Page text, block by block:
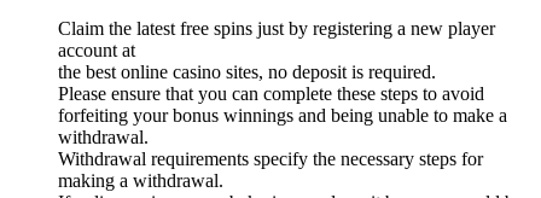
Claim the latest free spins just by registering a new player
account at
the best online casino sites, no deposit is required.
Please ensure that you can complete these steps to avoid
forfeiting your bonus winnings and being unable to make a
withdrawal.
Withdrawal requirements specify the necessary steps for
making a withdrawal.